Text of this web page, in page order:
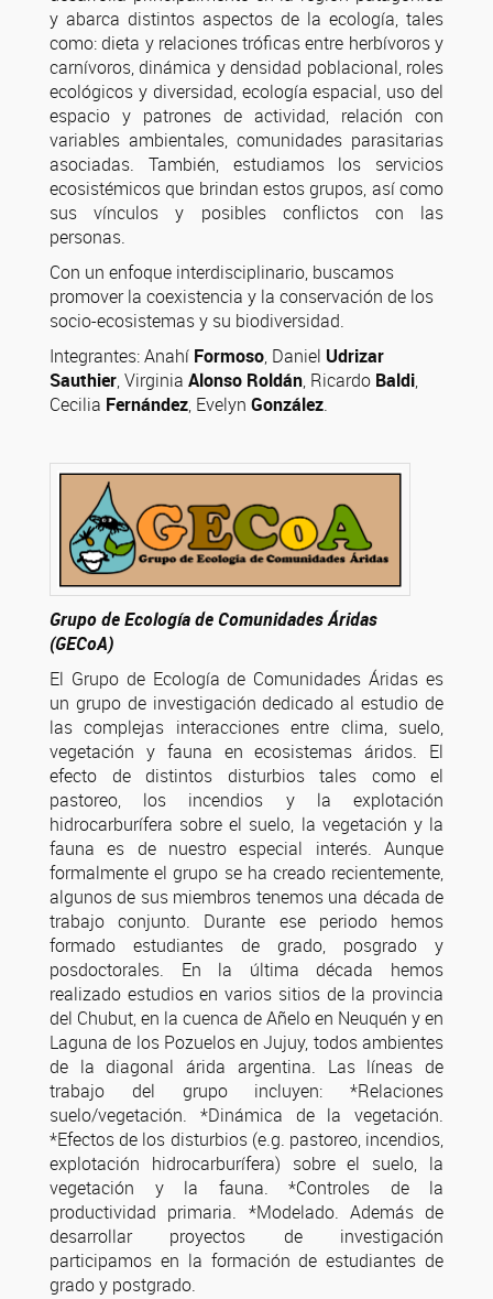
y abarca distintos aspectos de la ecología, tales
como: dieta y relaciones tróficas entre herbívoros y
carnívoros, dinámica y densidad poblacional, roles
ecológicos y diversidad, ecología espacial, uso del
espacio y patrones de actividad, relación con
variables ambientales, comunidades parasitarias
asociadas. También, estudiamos los servicios
ecosistémicos que brindan estos grupos, así como
sus vínculos y posibles conflictos con las
personas.
Con un enfoque interdisciplinario, buscamos
promover la coexistencia y la conservación de los
socio-ecosistemas y su biodiversidad.
Integrantes: Anahí Formoso, Daniel Udrizar
Sauthier, Virginia Alonso Roldán, Ricardo Baldi,
Cecilia Fernández, Evelyn González.
Grupo de Ecología de Comunidades Áridas
(GECoA)
El Grupo de Ecología de Comunidades Áridas es
un grupo de investigación dedicado al estudio de
las complejas interacciones entre clima, suelo,
vegetación y fauna en ecosistemas áridos. El
efecto de distintos disturbios tales como el
pastoreo, los incendios y la explotación
hidrocarburífera sobre el suelo, la vegetación y la
fauna es de nuestro especial interés. Aunque
formalmente el grupo se ha creado recientemente,
algunos de sus miembros tenemos una década de
trabajo conjunto. Durante ese periodo hemos
formado estudiantes de grado, posgrado y
posdoctorales. En la última década hemos
realizado estudios en varios sitios de la provincia
del Chubut, en la cuenca de Añelo en Neuquén y en
Laguna de los Pozuelos en Jujuy, todos ambientes
de la diagonal árida argentina. Las líneas de
trabajo del grupo incluyen: *Relaciones
suelo/vegetación. *Dinámica de la vegetación.
*Efectos de los disturbios (e.g. pastoreo, incendios,
explotación hidrocarburífera) sobre el suelo, la
vegetación y la fauna. *Controles de la
productividad primaria. *Modelado. Además de
desarrollar proyectos de investigación
participamos en la formación de estudiantes de
grado y postgrado.